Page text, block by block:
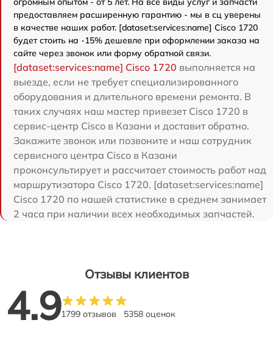
предоставляем расширенную гарантию - мы в сц уверены
в качестве наших работ. [dataset:services:name] Cisco 1720
будет стоить на -15% дешевле при оформлении заказа на
сайте через звонок или форму обратной связи.
[dataset:services:name] Cisco 1720 выполняется на
выезде, если не требует специализированного
оборудования и длительного времени ремонта. В
таких случаях наш мастер привезет Cisco 1720 в
сервис-центр Cisco в Казани и доставит обратно.
Закажите звонок или позвоните и наш сотрудник
сервисного центра Cisco в Казани
проконсультирует и рассчитает стоимость работ над
маршрутизатора Cisco 1720. [dataset:services:name]
Cisco 1720 по нашей статистике в среднем занимает
2 часа при наличии всех необходимых запчастей.
Отзывы клиентов
4.91799 отзывов 5358 оценок